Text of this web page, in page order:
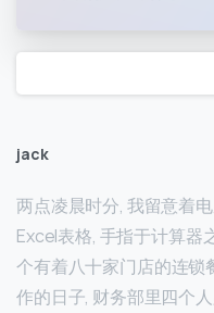
jack
两点凌晨时分, 我留意着
Excel表格, 手指于计算器
个有着八十家门店的连锁
作的日子, 财务部里四个